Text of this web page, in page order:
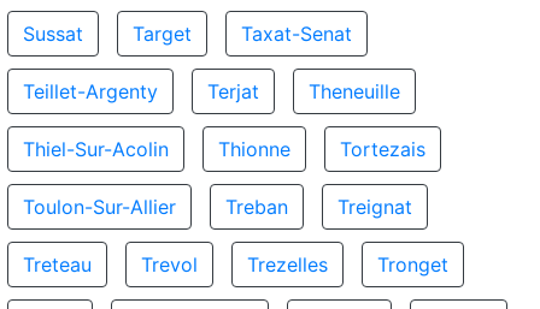
Sussat Target Taxat-Senat
Teillet-Argenty Terjat Theneuille
Thiel-Sur-Acolin Thionne Tortezais
Toulon-Sur-Allier Treban Treignat
Treteau Trevol Trezelles Tronget